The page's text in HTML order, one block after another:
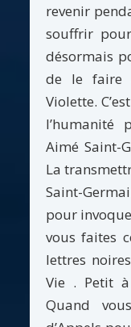
revenir
souffrir
désormais
de le faire
Violette.
l’humanité
Aimé Saint-
La
Saint-
pour
vous faites
lettres
Vie . Petit
Quand